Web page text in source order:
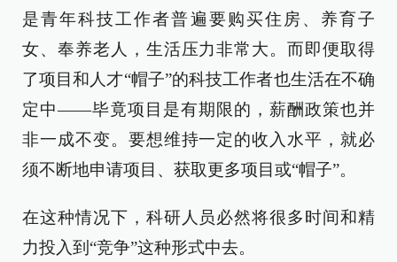
是青年科技工作者普遍要购买住房、养育子
女、奉养老人，生活压力非常大。而即便取得
了项目和人才“帽子”的科技工作者也生活在不确
定中——毕竟项目是有期限的，薪酬政策也并
非一成不变。要想维持一定的收入水平，就必
须不断地申请项目、获取更多项目或“帽子”。
在这种情况下，科研人员必然将很多时间和精
力投入到“竞争”这种形式中去。